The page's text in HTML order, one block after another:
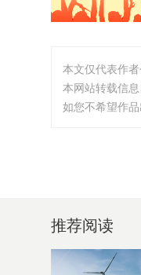
本文仅代表作
本网站转载信
如您不希望作
推荐阅读